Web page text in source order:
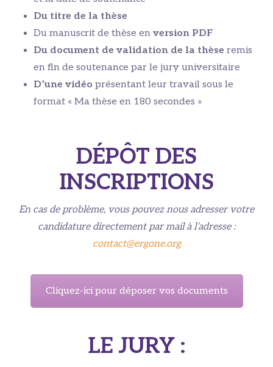
Du titre de la thèse
Du manuscrit de thèse en version PDF
Du document de validation de la thèse remis
en fin de soutenance par le jury universitaire
D’une vidéo présentant leur travail sous le
format « Ma thèse en 180 secondes »
DÉPÔT DES
INSCRIPTIONS
En cas de problème, vous pouvez nous adresser votre
candidature directement par mail à l’adresse :
contact@ergone.org
Cliquez-ici pour déposer vos documents
LE JURY :